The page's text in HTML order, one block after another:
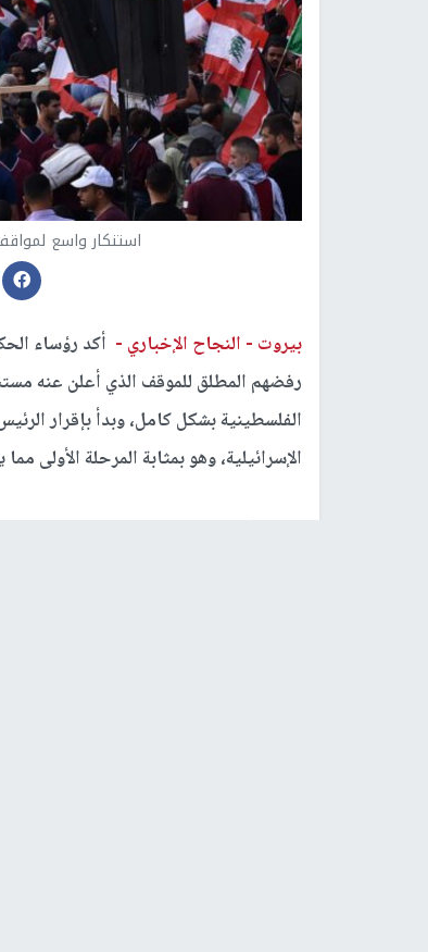
استنكار واسع
بيروت - النجاح الإخباري - أكد رؤساء
رفضهم المطلق للموقف الذي أعلن عنه
الفلسطينية بشكل كامل، وبدأ بإقرار
الإسرائيلية، وهو بمثابة المرحلة الأولى
جاء ذلك خلال اجتماع عقد، اليوم